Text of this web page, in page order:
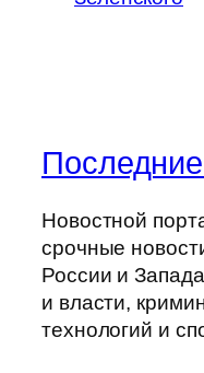
Новостной
срочные
России и
и власти,
технологий и